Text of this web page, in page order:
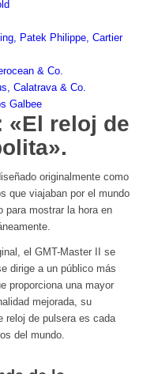
Patek Philippe, Cartier
& Co.
Calatrava & Co.
Galbee
«El reloj de
originalmente como
que viajaban por el mundo
para mostrar la hora en
el GMT-Master II se
dirige a un público más
proporciona una mayor
mejorada, su
de pulsera es cada
del mundo.